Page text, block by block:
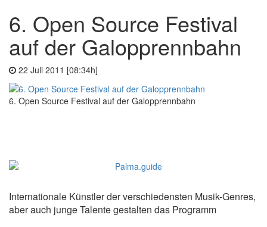
6. Open Source Festival
auf der Galopprennbahn
22 Juli 2011 [08:34h]
6. Open Source Festival auf der Galopprennbahn
Internationale Künstler der verschiedensten Musik-Genres,
aber auch junge Talente gestalten das Programm